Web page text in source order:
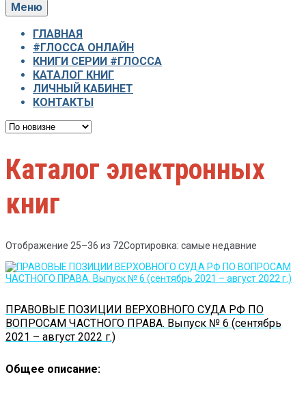
Меню
ГЛАВНАЯ
#ГЛОССА ОНЛАЙН
КНИГИ СЕРИИ #ГЛОССА
КАТАЛОГ КНИГ
ЛИЧНЫЙ КАБИНЕТ
КОНТАКТЫ
Каталог электронных
книг
Отображение 25–36 из 72Сортировка: самые недавние
ПРАВОВЫЕ ПОЗИЦИИ ВЕРХОВНОГО СУДА РФ ПО
ВОПРОСАМ ЧАСТНОГО ПРАВА. Выпуск № 6 (сентябрь
2021 – август 2022 г.)
Общее описание: